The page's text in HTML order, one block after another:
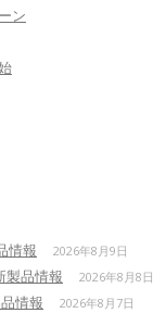
ン
情報 2026年8月9日
製品情報 2026年8月8日
情報 2026年8月7日